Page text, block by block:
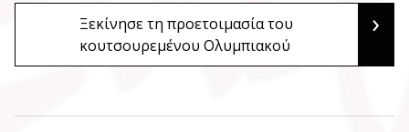
navigation
Ξεκίνησε τη προετοιμασία του
κουτσουρεμένου Ολυμπιακού
›